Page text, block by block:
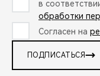
в
обработки
Согласен на
ПОДПИСАТЬСЯ